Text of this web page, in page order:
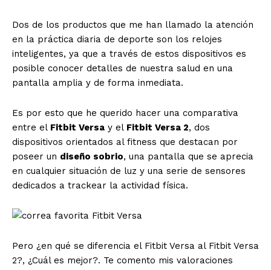
Dos de los productos que me han llamado la atención
en la práctica diaria de deporte son los relojes
inteligentes, ya que a través de estos dispositivos es
posible conocer detalles de nuestra salud en una
pantalla amplia y de forma inmediata.
Es por esto que he querido hacer una comparativa
entre el Fitbit Versa y el Fitbit Versa 2, dos
dispositivos orientados al fitness que destacan por
poseer un diseño sobrio, una pantalla que se aprecia
en cualquier situación de luz y una serie de sensores
dedicados a trackear la actividad física.
Pero ¿en qué se diferencia el Fitbit Versa al Fitbit Versa
2?, ¿Cuál es mejor?. Te comento mis valoraciones